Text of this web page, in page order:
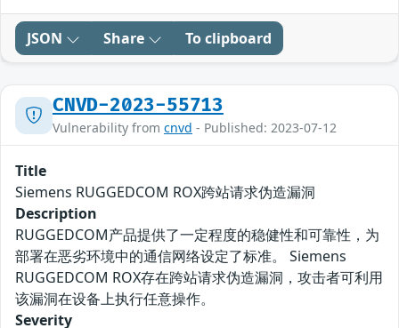
JSON Share To clipboard
CNVD-2023-55713
Vulnerability from cnvd - Published: 2023-07-12
Title
Siemens RUGGEDCOM ROX跨站请求伪造漏洞
Description
RUGGEDCOM产品提供了一定程度的稳健性和可靠性，为
部署在恶劣环境中的通信网络设定了标准。 Siemens
RUGGEDCOM ROX存在跨站请求伪造漏洞，攻击者可利用
该漏洞在设备上执行任意操作。
Severity